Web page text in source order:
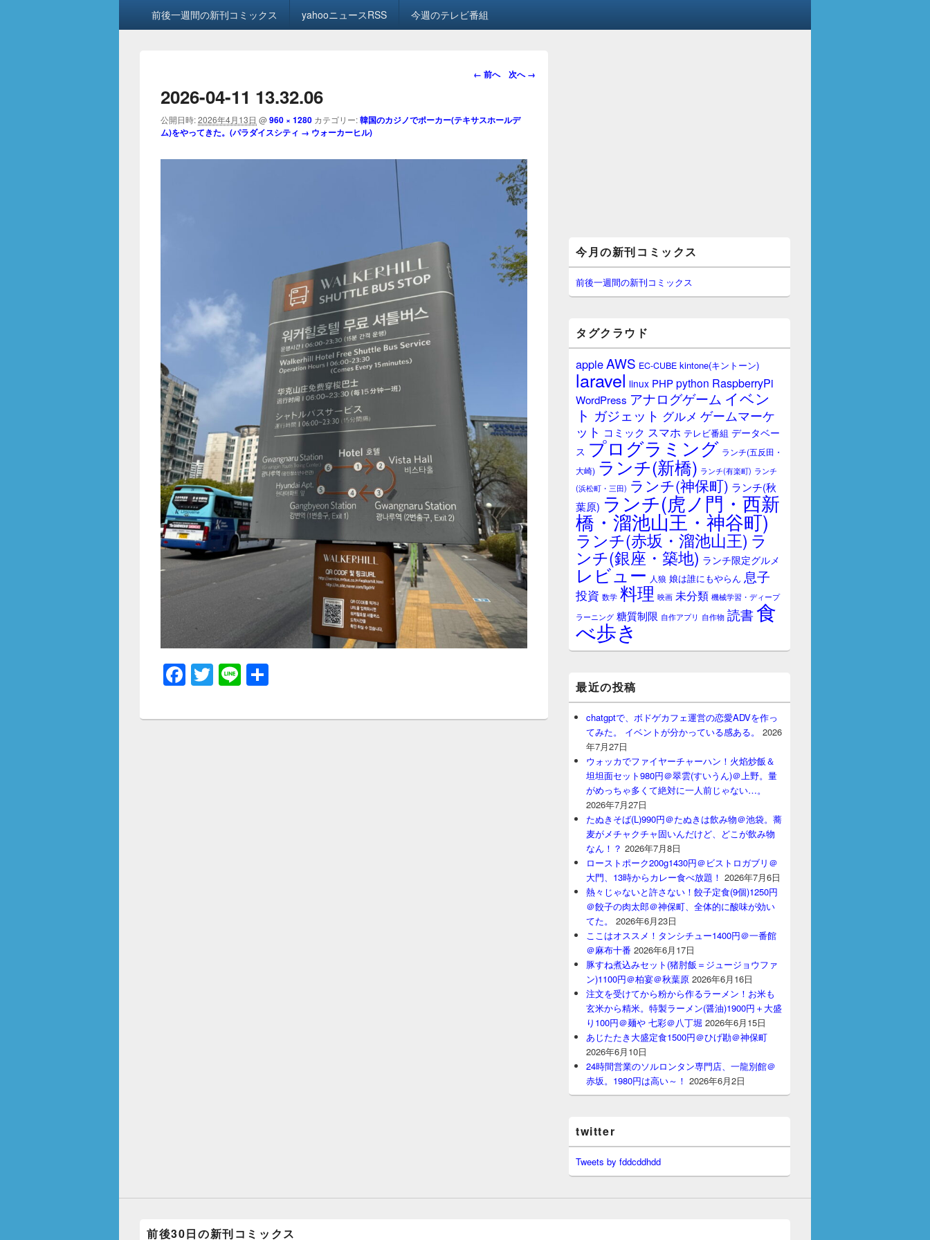
前後一週間の新刊コミックス yahooニュースRSS 今週のテレビ番組
画
ビ
シ
← 前へ 次へ →
2026-04-11 13.32.06
公開日時:2026年4月13日 @960 × 1280 カテゴリー:韓国のカジノでポーカー(テキサスホールデ
ム)をやってきた。(パラダイスシティ → ウォーカーヒル)
F
c
T
tt
Li
e
イ
ン
サ
イ
ー
ジ
ッ
ト
今月の新刊コミックス
前後一週間の新刊コミックス
タグクラウド
appleAWS EC-CUBE kintone(キントーン)
laravel linux PHPpython RaspberryPi
WordPress アナログゲーム イベン
ト ガジェット グルメ ゲームマーケ
ット コミック スマホ テレビ番組 データベー
ス プログラミング ランチ(五反田・
大崎) ランチ(新橋) ランチ(有楽町) ランチ
(浜松町・三田) ランチ(神保町) ランチ(秋
葉原) ランチ(虎ノ門・西新
橋・溜池山王・神谷町)
ランチ(赤坂・溜池山王) ラ
ンチ(銀座・築地) ランチ限定グルメ
レビュー 人狼 娘は誰にもやらん 息子
投資 数学 料理 映画 未分類 機械学習・ディープ
ラーニング 糖質制限 自作アプリ 自作物 読書食
べ歩き
最近の投稿
chatgptで、ボドゲカフェ運営の恋愛ADVを作っ
てみた。 イベントが分かっている感ある。
2026
年7月27日
ウォッカでファイヤーチャーハン！火焰炒飯＆
坦坦面セット980円＠翠雲(すいうん)＠上野。量
がめっちゃ多くて絶対に一人前じゃない…。
2026年7月27日
たぬきそば(L)990円＠たぬきは飲み物＠池袋。蕎
麦がメチャクチャ固いんだけど、どこが飲み物
なん！？ 2026年7月8日
ローストポーク200g1430円＠ビストロガブリ＠
大門、13時からカレー食べ放題！ 2026年7月6日
熱々じゃないと許さない！餃子定食(9個)1250円
＠餃子の肉太郎＠神保町、全体的に酸味が効い
てた。
2026年6月23日
ここはオススメ！タンシチュー1400円＠一番館
＠麻布十番 2026年6月17日
豚すね煮込みセット(猪肘飯＝ジュージョウファ
ン)1100円＠柏宴＠秋葉原 2026年6月16日
注文を受けてから粉から作るラーメン！お米も
玄米から精米。特製ラーメン(醤油)1900円＋大盛
り100円＠麺や 七彩＠八丁堀 2026年6月15日
あじたたき大盛定食1500円＠ひげ勘＠神保町
2026年6月10日
24時間営業のソルロンタン専門店、一龍別館＠
赤坂。1980円は高い～！ 2026年6月2日
twitter
Tweets by fddcddhdd
前後30日の新刊コミックス